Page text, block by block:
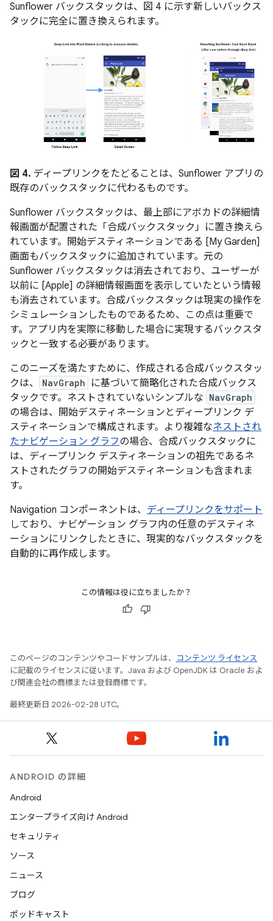
Sunflower バックスタックは、図 4 に示す新しいバックス
タックに完全に置き換えられます。
図 4. ディープリンクをたどることは、Sunflower アプリの
既存のバックスタックに代わるものです。
Sunflower バックスタックは、最上部にアボカドの詳細情
報画面が配置された「合成バックスタック」に置き換えら
れています。 開始デスティネーションである [My Garden]
画面もバックスタックに追加されています。 元の
Sunflower バックスタックは消去されており、ユーザーが
以前に [Apple] の詳細情報画面を表示していたという情報
も消去されています。合成バックスタックは現実の操作を
シミュレーションしたものであるため、この点は重要で
す。アプリ内を実際に移動した場合に実現するバックスタ
ックと一致する必要があります。
このニーズを満たすために、作成される合成バックスタッ
クは、
NavGraph
に基づいて簡略化された合成バックス
タックです。ネストされていないシンプルな NavGraph
の場合は、開始デスティネーションとディープリンク デ
スティネーションで構成されます。より複雑なネストされ
たナビゲーション グラフの場合、合成バックスタックに
は、ディープリンク デスティネーションの祖先であるネ
ストされたグラフの開始デスティネーションも含まれま
す。
Navigation コンポーネントは、 ディープリンクをサポート
しており、ナビゲーション グラフ内の任意のデスティネ
ーションにリンクしたときに、現実的なバックスタックを
自動的に再作成します。
この情報は役に立ちましたか？
このページのコンテンツやコードサンプルは、
コンテンツ ライセンス
に記載のライセンスに従います。Java および OpenJDK は Oracle およ
び関連会社の商標または登録商標です。
最終更新日 2026-02-28 UTC。
ANDROID の詳細
Android
エンタープライズ向け Android
セキュリティ
ソース
ニュース
ブログ
ポッドキャスト